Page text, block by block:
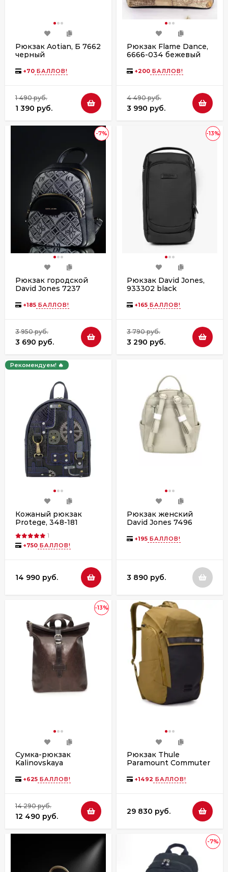
Рюкзак Aotian, Б 7662
черный
+70 БАЛЛОВ!
1 490 руб.
1 390 руб.
Рюкзак Flame Dance,
6666-034 бежевый
+200 БАЛЛОВ!
4 490 руб.
3 990 руб.
-7%
Рюкзак городской
David Jones 7237
+185 БАЛЛОВ!
3 950 руб.
3 690 руб.
-13%
Рюкзак David Jones,
933302 black
+165 БАЛЛОВ!
3 790 руб.
3 290 руб.
Рекомендуем! 🔥
Кожаный рюкзак
Protege, 348-181
1
+750 БАЛЛОВ!
14 990 руб.
Рюкзак женский
David Jones 7496
+195 БАЛЛОВ!
3 890 руб.
-13%
Сумка-рюкзак
Kalinovskaya
коричневый
+625 БАЛЛОВ!
14 290 руб.
12 490 руб.
Рюкзак Thule
Paramount Commuter
+1492 БАЛЛОВ!
29 830 руб.
-7%